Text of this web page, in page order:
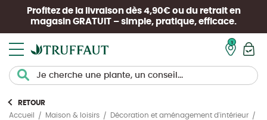
Profitez de la livraison dès 4,90€ ou du retrait en
magasin GRATUIT – simple, pratique, efficace.
RETOUR
Accueil
Maison & loisirs
Décoration et aménagement d'intérieur